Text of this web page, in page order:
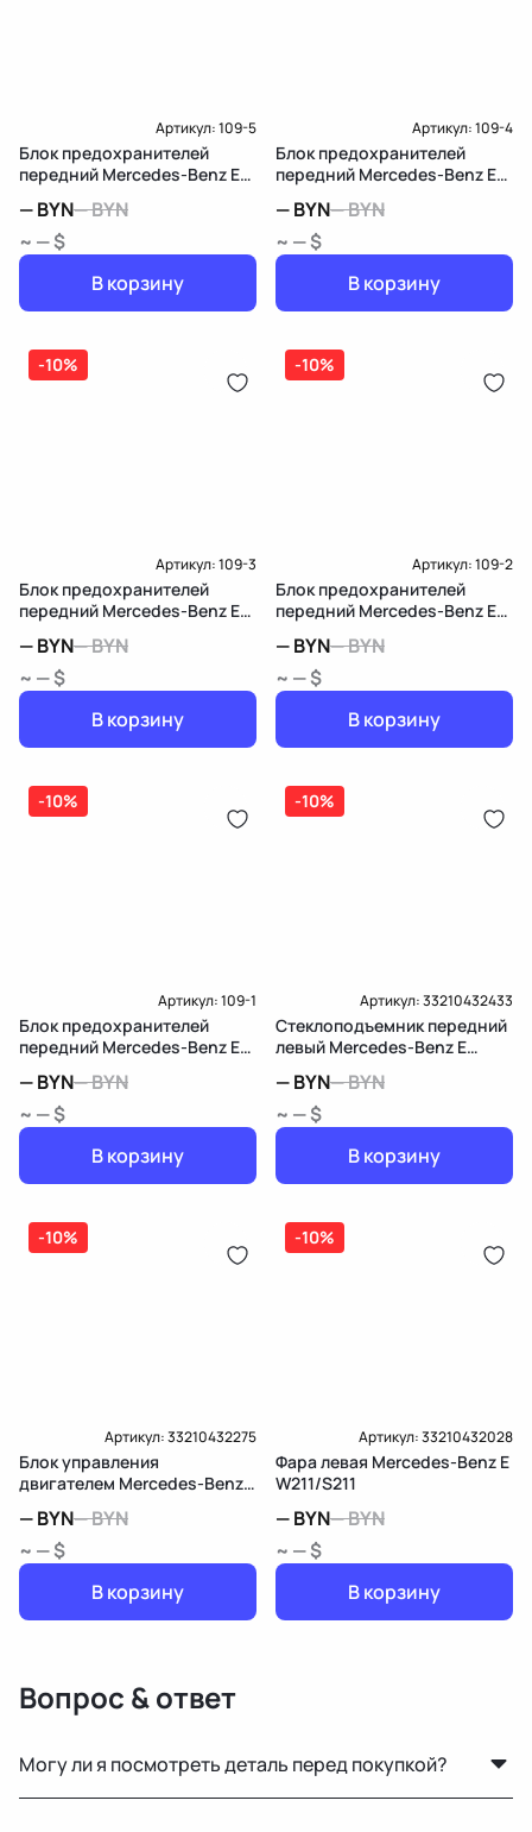
Артикул:109-5
Блок предохранителей
передний Mercedes-Benz E
—BYN—BYN
~ — $
В корзину
Артикул:109-4
Блок предохранителей
передний Mercedes-Benz E
—BYN—BYN
~ — $
В корзину
-10%
Артикул:109-3
Блок предохранителей
передний Mercedes-Benz E
—BYN—BYN
~ — $
В корзину
-10%
Артикул:109-2
Блок предохранителей
передний Mercedes-Benz E
—BYN—BYN
~ — $
В корзину
-10%
Артикул:109-1
Блок предохранителей
передний Mercedes-Benz E
—BYN—BYN
~ — $
В корзину
-10%
Артикул:33210432433
Стеклоподъемник передний
левый Mercedes-Benz E
—BYN—BYN
~ — $
В корзину
-10%
Артикул:33210432275
Блок управления
двигателем Mercedes-Benz E
—BYN—BYN
~ — $
В корзину
-10%
Артикул:33210432028
Фара левая Mercedes-Benz E
W211/S211
—BYN—BYN
~ — $
В корзину
Вопрос & ответ
Могу ли я посмотреть деталь перед покупкой?